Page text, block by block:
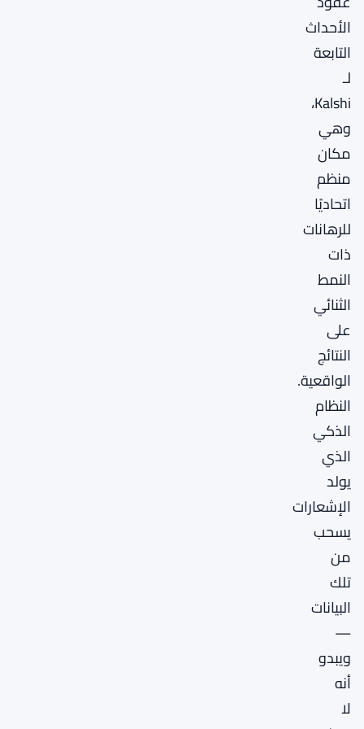
الأحداث
التابعة
لـ
Kalshi،
وهي
مكان
منظم
اتحاديًا
للرهانات
ذات
النمط
الثنائي
على
النتائج
الواقعية.
النظام
الذكي
الذي
يولد
الإشعارات
يسحب
من
تلك
البيانات
—
ويبدو
أنه
لا